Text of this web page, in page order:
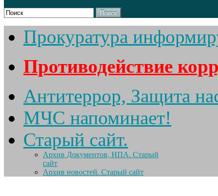
Поиск
Прокуратура
Противодействие
Антитеррор, Защита
МЧС напоминает!
Старый сайт.
Архив Документов, НПА. Старый
сайт
Архив новостей. Старый сайт